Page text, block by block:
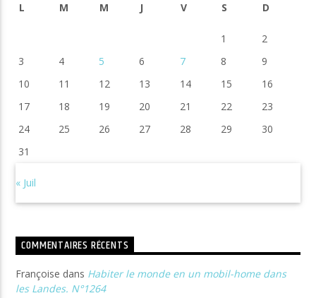
L M M J V S D
1
2
3
4 5 6 7 8
9
10
11 12 13 14 15
16
17
18 19 20 21 22
23
24
25 26 27 28 29
30
31
« Juil
COMMENTAIRES RÉCENTS
Françoise dans Habiter le monde en un mobil-home dans
les Landes. N°1264